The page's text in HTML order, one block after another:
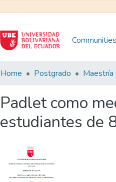
Home Postgrado
Padlet como
estudiantes de